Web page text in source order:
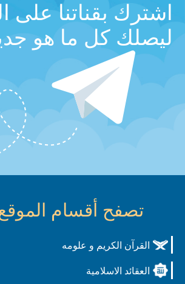
اشترك بقناتنا على
ليصلك كل ما هو
تصفح أقسام
القرآن الكريم و علومه
العقائد الاسلامية